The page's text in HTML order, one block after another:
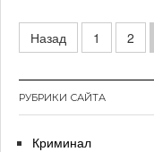
записям
Назад 1 2
РУБРИКИ САЙТА
Криминал